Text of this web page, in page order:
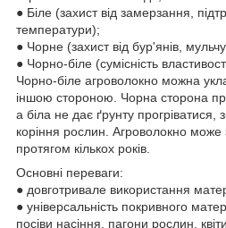
● Біле (захист від замерзання,
температури);
● Чорне (захист від бур'янів,
● Чорно-біле (сумісність
Чорно-біле агроволокно можна
іншою стороною. Чорна сторона
а біла не дає ґрунту прогріватися,
коріння рослин. Агроволокно може
протягом кількох років.
Основні переваги:
● довготривале використання
● універсальність покривного
посіви насіння, пагони рослин,